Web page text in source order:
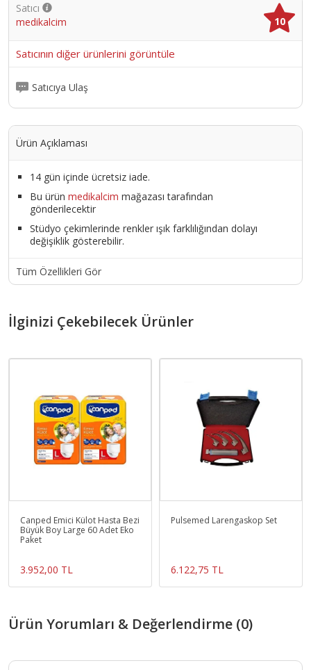
Satıcı
medikalcim
10
Satıcının diğer ürünlerini görüntüle
Satıcıya Ulaş
Ürün Açıklaması
14 gün içinde ücretsiz iade.
Bu ürün medikalcim mağazası tarafından
gönderilecektir
Stüdyo çekimlerinde renkler ışık farklılığından dolayı
değişiklik gösterebilir.
Tüm Özellikleri Gör
İlginizi Çekebilecek Ürünler
Canped Emici Külot Hasta Bezi
Büyük Boy Large 60 Adet Eko
Paket
3.952,00 TL
Pulsemed Larengaskop Set
6.122,75 TL
Ürün Yorumları & Değerlendirme (0)